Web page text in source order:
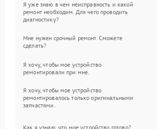
Я уже знаю в чем неисправность и какой
ремонт необходим. Для чего проводить
диагностику?
Мне нужен срочный ремонт. Сможете
сделать?
Я хочу, чтобы мое устройство
ремонтировали при мне.
Я хочу, чтобы мое устройство
ремонтировалось только оригинальными
запчастями.
Как я узнаю, что мое устройство готово?